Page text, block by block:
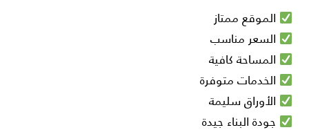
الموقع ممتاز
السعر مناسب
المساحة كافية
الخدمات متوفرة
الأوراق سليمة
جودة البناء جيدة